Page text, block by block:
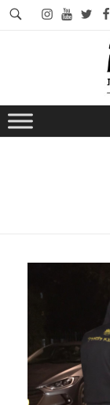
facebook
twitter
youtube
instagram